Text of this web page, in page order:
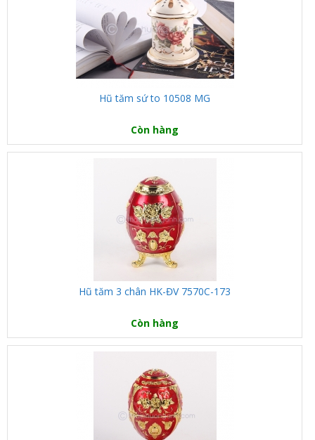
Hũ tăm sứ to 10508 MG
Còn hàng
Hũ tăm 3 chân HK-ĐV 7570C-173
Còn hàng